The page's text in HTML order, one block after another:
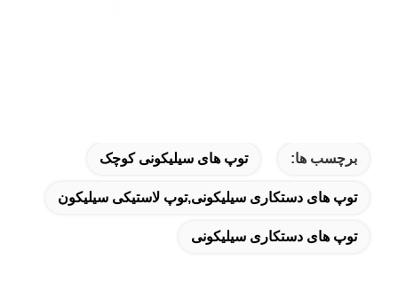
برچسب ها: توپ های سیلیکونی کوچک
توپ های دستکاری سیلیکونی,توپ لاستیکی سیلیکون
توپ های دستکاری سیلیکونی